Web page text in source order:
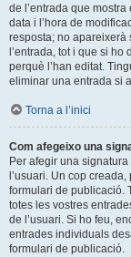
de l’entrada que
data i l’hora de
resposta; no apareixerà
l’entrada, tot i que si
perquè l’han editat.
eliminar una entrada si
Torna a l’inici
Com afegeixo una
Per afegir una
l’usuari. Un cop
formulari de publicació.
totes les vostres
de l’usuari. Si ho feu,
entrades individuals
formulari de publicació.